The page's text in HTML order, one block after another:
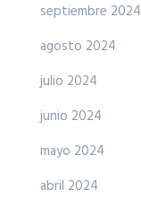
septiembre 2024
agosto 2024
julio 2024
junio 2024
mayo 2024
abril 2024